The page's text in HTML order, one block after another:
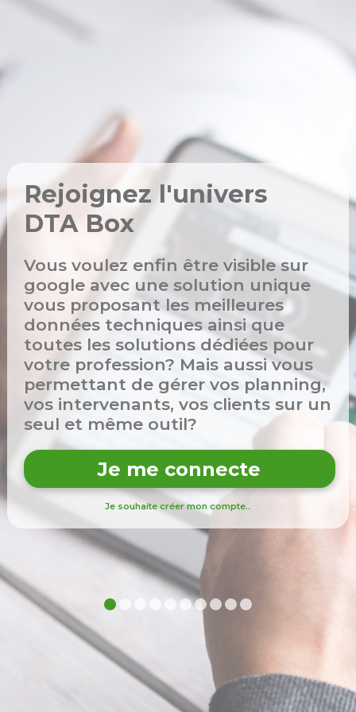
Rejoignez l'univers
DTA Box
Vous voulez enfin être visible sur
google avec une solution unique
vous proposant les meilleures
données techniques ainsi que
toutes les solutions dédiées pour
votre profession? Mais aussi vous
permettant de gérer vos planning,
vos intervenants, vos clients sur un
seul et même outil?
Je me connecte
Je souhaite créer mon compte..